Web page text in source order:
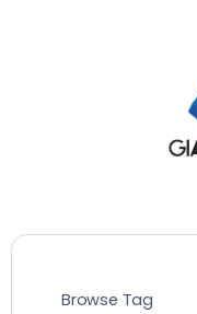
Browse Tag